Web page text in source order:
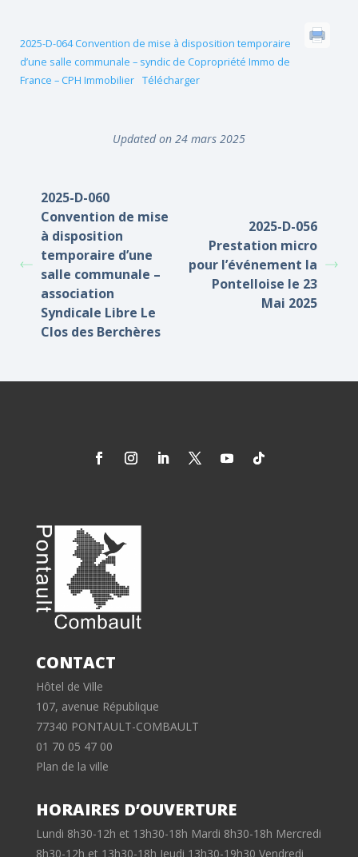
2025-D-064 Convention de mise à disposition temporaire
d’une salle communale – syndic de Copropriété Immo de
France – CPH Immobilier Télécharger
Updated on 24 mars 2025
2025-D-060
Convention de mise
à disposition
temporaire d’une
salle communale –
association
Syndicale Libre Le
Clos des Berchères
2025-D-056
Prestation micro
pour l’événement la
Pontelloise le 23
Mai 2025
CONTACT
Hôtel de Ville
107, avenue République
77340 PONTAULT-COMBAULT
01 70 05 47 00
Plan de la ville
HORAIRES D’OUVERTURE
Lundi 8h30-12h et 13h30-18h Mardi 8h30-18h Mercredi
8h30-12h et 13h30-18h Jeudi 13h30-19h30 Vendredi